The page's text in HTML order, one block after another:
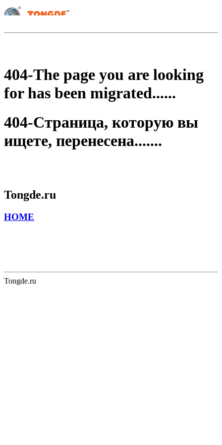
404-The page you are looking
for has been migrated......
404-Страница, которую вы
ищете, перенесена.......
Tongde.ru
HOME
Tongde.ru